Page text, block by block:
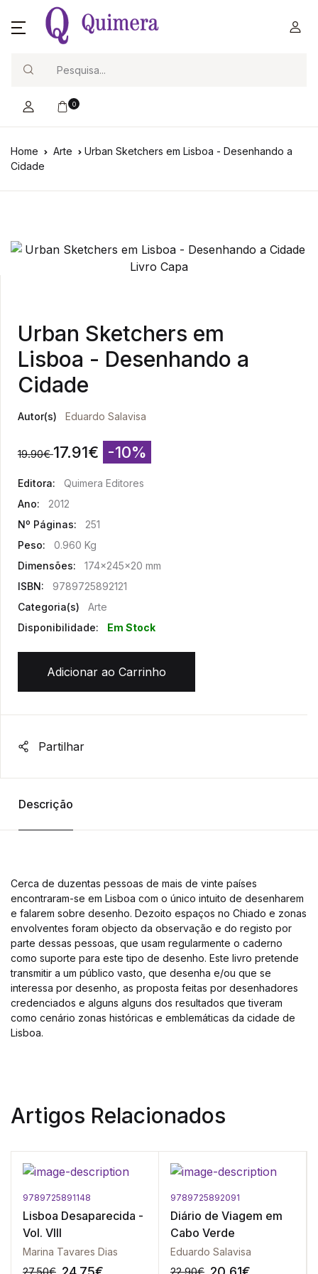
0
Home Arte
Urban Sketchers em Lisboa - Desenhando a
Cidade
Urban Sketchers em
Lisboa - Desenhando a
Cidade
Autor(s) Eduardo Salavisa
19.90€ 17.91€ -10%
Editora:
Quimera Editores
Ano:
2012
Nº Páginas:
251
Peso:
0.960 Kg
Dimensões:
174x245x20 mm
ISBN:
9789725892121
Categoria(s)
Arte
Disponibilidade:
Em Stock
Adicionar ao Carrinho
Partilhar
Descrição
Cerca de duzentas pessoas de mais de vinte países
encontraram-se em Lisboa com o único intuito de desenharem
e falarem sobre desenho. Dezoito espaços no Chiado e zonas
envolventes foram objecto da observação e do registo por
parte dessas pessoas, que usam regularmente o caderno
como suporte para este tipo de desenho. Este livro pretende
transmitir a um público vasto, que desenha e/ou que se
interessa por desenho, as proposta feitas por desenhadores
credenciados e alguns alguns dos resultados que tiveram
como cenário zonas históricas e emblemáticas da cidade de
Lisboa.
Artigos Relacionados
9789725891148
Lisboa Desaparecida -
Vol. VIII
Marina Tavares Dias
9789725892091
Diário de Viagem em
Cabo Verde
Eduardo Salavisa